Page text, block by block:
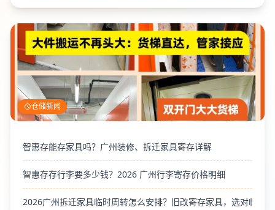
仓储新闻
智惠存能存家具吗？广州装修、拆迁家具寄存详解
智惠存存行李要多少钱？2026 广州行李寄存价格明细
2026广州拆迁家具临时周转怎么安排？旧改寄存家具，选对临时